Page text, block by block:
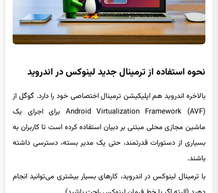
Android Virtualization Framework (AVF) برای اجرای یک
ماشین مجازی محلی مبتنی بر دبیان استفاده کرده است تا کاربران به
بسیاری از دستورات قدرتمند، حتی یک مدیر بسته، دسترسی داشته
باشند.
با ترمینال لینوکس در اندروید، کارهای بسیار بیشتری می‌توانید انجام
دهید (البته اگر با خط فرمان لینوکس راحت باشید).